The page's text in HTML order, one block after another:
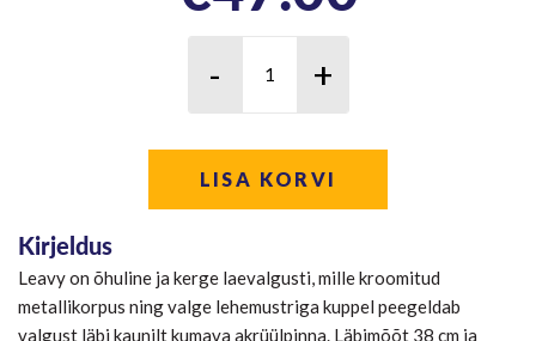
Kirjeldus
Leavy on õhuline ja kerge laevalgusti, mille kroomitud
metallikorpus ning valge lehemustriga kuppel peegeldab
valgust läbi kaunilt kumava akrüülpinna. Läbimõõt 38 cm ja
LISA KORVI